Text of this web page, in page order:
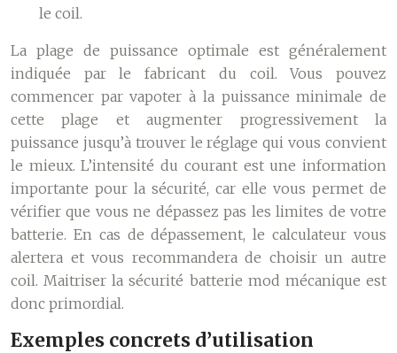
le coil.
La plage de puissance optimale est généralement
indiquée par le fabricant du coil. Vous pouvez
commencer par vapoter à la puissance minimale de
cette plage et augmenter progressivement la
puissance jusqu’à trouver le réglage qui vous convient
le mieux. L’intensité du courant est une information
importante pour la sécurité, car elle vous permet de
vérifier que vous ne dépassez pas les limites de votre
batterie. En cas de dépassement, le calculateur vous
alertera et vous recommandera de choisir un autre
coil. Maitriser la sécurité batterie mod mécanique est
donc primordial.
Exemples concrets d’utilisation